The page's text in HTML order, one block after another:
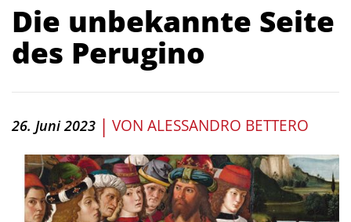
Die unbekannte Seite
des Perugino
26. Juni 2023 | VON ALESSANDRO BETTERO